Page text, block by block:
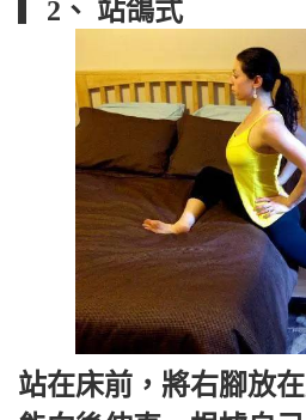
▎2、 站鴿式
站在床前，將右腳放